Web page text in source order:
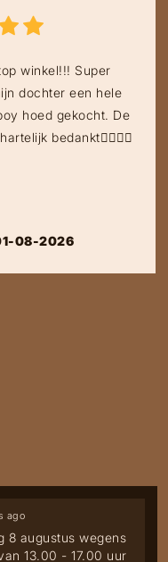
winkel!!! Super
dochter een hele
hoed gekocht. De
bedankt👍🏻👍🏻
08-2026
8 augustus wegens
13.00 - 17.00 uur
ago